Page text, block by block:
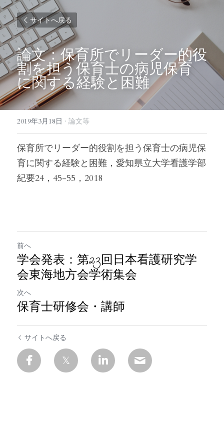
サイトへ戻る
論文：保育所でリーダー的役
割を担う保育士の病児保育
に関する経験と困難
2019年3月18日 · 論文等
保育所でリーダー的役割を担う保育士の病児保
育に関する経験と困難，愛知県立大学看護学部
紀要24，45-55，2018
前へ
学会発表：第23回日本看護研究学
会東海地方会学術集会
次へ
保育士研修会・講師
サイトへ戻る